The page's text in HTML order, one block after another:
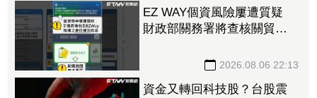
EZ WAY個資風險屢遭質疑
財政部關務署將查核關貿公
2026.08.06 22:13
資金又轉回科技股？台股震